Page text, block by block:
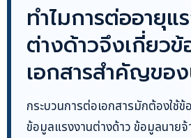
ทำไมการต่ออายุแ
ต่างด้าวจึงเกี่ยว
เอกสารสำคัญขอ
กระบวนการต่อเอกสารมักต้องใช้
ข้อมูลแรงงานต่างด้าว ข้อมูลนายจ้